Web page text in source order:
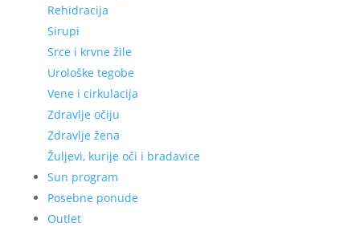
Rehidracija
Sirupi
Srce i krvne žile
Urološke tegobe
Vene i cirkulacija
Zdravlje očiju
Zdravlje žena
Žuljevi, kurije oči i bradavice
Sun program
Posebne ponude
Outlet